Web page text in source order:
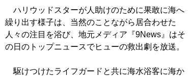
ハリウッドスターが人助けのために果敢に海へ
繰り出す様子は、当然のことながら居合わせた
人々の注目を浴び、地元メディア『9News』はそ
の日のトップニュースでヒューの救出劇を放送。
駆けつけたライフガードと共に海水浴客に海か